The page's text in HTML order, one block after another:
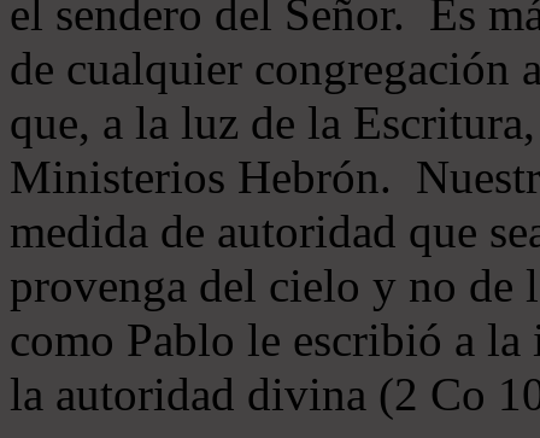
el sendero del Señor. Es
de cualquier congregación
que, a la luz de la
Ministerios Hebrón.
medida de autoridad que
provenga del cielo y no de
como Pablo le escribió a
la autoridad divina (2 Co